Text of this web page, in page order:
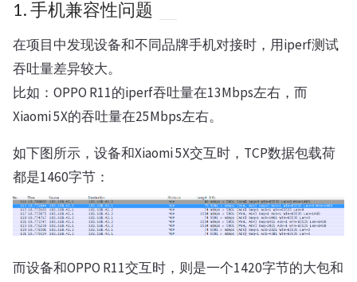
1. 手机兼容性问题
在项目中发现设备和不同品牌手机对接时，用iperf测试
吞吐量差异较大。
比如：OPPO R11的iperf吞吐量在13Mbps左右，而
Xiaomi 5X的吞吐量在25Mbps左右。
如下图所示，设备和Xiaomi 5X交互时，TCP数据包载荷
都是1460字节：
而设备和OPPO R11交互时，则是一个1420字节的大包和